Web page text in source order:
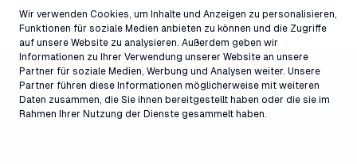
Wir verwenden Cookies, um Inhalte und Anzeigen zu personalisieren,
Funktionen für soziale Medien anbieten zu können und die Zugriffe
auf unsere Website zu analysieren. Außerdem geben wir
Informationen zu Ihrer Verwendung unserer Website an unsere
Partner für soziale Medien, Werbung und Analysen weiter. Unsere
Partner führen diese Informationen möglicherweise mit weiteren
Daten zusammen, die Sie ihnen bereitgestellt haben oder die sie im
Rahmen Ihrer Nutzung der Dienste gesammelt haben.